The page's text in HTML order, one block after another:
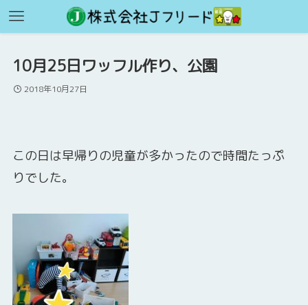
10月25日ワッフル作り、公園
2018年10月27日
この日は早帰りの児童が多かったので時間たっぷ
りでした。